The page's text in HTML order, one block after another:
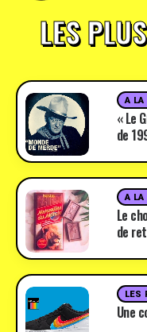
LES
A LA
« Le
de
A LA
Le
de
LES
Une